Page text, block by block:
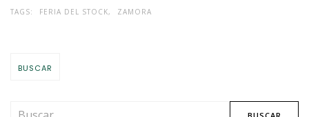
TAGS: FERIA DEL STOCK, ZAMORA
BUSCAR